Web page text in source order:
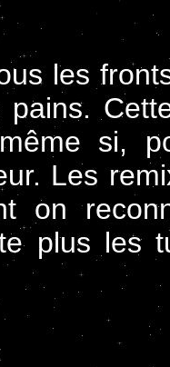
les
pains.
si,
Les
on
plus les